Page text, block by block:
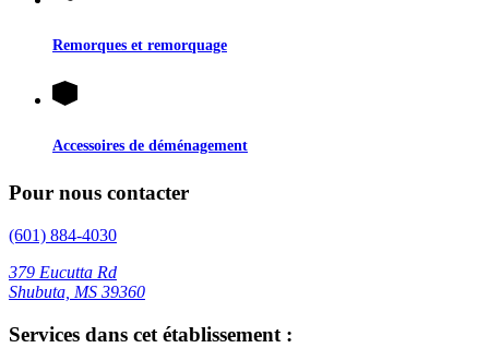
Remorques et remorquage
Accessoires de déménagement
Pour nous contacter
(601) 884-4030
379 Eucutta Rd
Shubuta, MS 39360
Services dans cet établissement :